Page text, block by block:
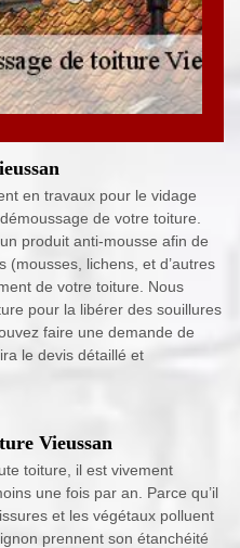
en travaux pour le vidage
de votre toiture.
produit anti-mousse afin de
(mousses, lichens, et d’autres
de votre toiture. Nous
pour la libérer des souillures
faire une demande de
le devis détaillé et
Vieussan
toiture, il est vivement
une fois par an. Parce qu’il
et les végétaux polluent
prennent son étanchéité